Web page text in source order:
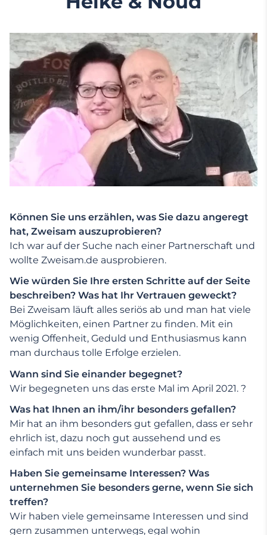
Können Sie uns erzählen, was Sie dazu angeregt
hat, Zweisam auszuprobieren?
Ich war auf der Suche nach einer Partnerschaft und
wollte Zweisam.de ausprobieren.
Wie würden Sie Ihre ersten Schritte auf der Seite
beschreiben? Was hat Ihr Vertrauen geweckt?
Bei Zweisam läuft alles seriös ab und man hat viele
Möglichkeiten, einen Partner zu finden. Mit ein
wenig Offenheit, Geduld und Enthusiasmus kann
man durchaus tolle Erfolge erzielen.
Wann sind Sie einander begegnet?
Wir begegneten uns das erste Mal im April 2021. ?
Was hat Ihnen an ihm/ihr besonders gefallen?
Mir hat an ihm besonders gut gefallen, dass er sehr
ehrlich ist, dazu noch gut aussehend und es
einfach mit uns beiden wunderbar passt.
Haben Sie gemeinsame Interessen? Was
unternehmen Sie besonders gerne, wenn Sie sich
treffen?
Wir haben viele gemeinsame Interessen und sind
gern zusammen unterwegs, egal wohin